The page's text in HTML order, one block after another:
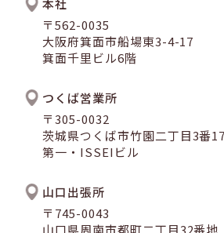
本社
〒562-0035
大阪府箕面市船場東3-4-17
箕面千里ビル6階
つくば営業所
〒305-0032
茨城県つくば市竹園二丁目3番
第一・ISSEIビル
山口出張所
〒745-0043